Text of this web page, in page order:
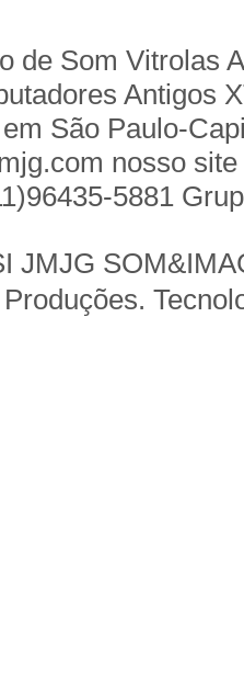
de Som Vitrolas
Antigos
São Paulo-
nosso
5881
JMJG